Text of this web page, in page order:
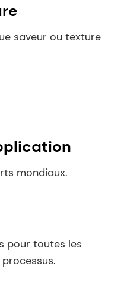
saveur ou texture
mondiaux.
pour toutes les